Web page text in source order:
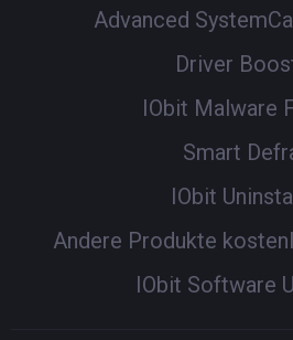
Advanced
Driver
IObit Malware
Smart
IObit
Andere Produkte
IObit Software